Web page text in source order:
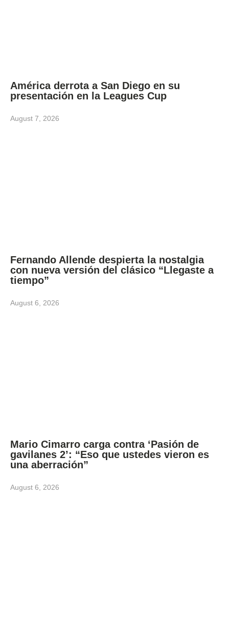
América derrota a San Diego en su
presentación en la Leagues Cup
August 7, 2026
Fernando Allende despierta la nostalgia
con nueva versión del clásico “Llegaste a
tiempo”
August 6, 2026
Mario Cimarro carga contra ‘Pasión de
gavilanes 2’: “Eso que ustedes vieron es
una aberración”
August 6, 2026